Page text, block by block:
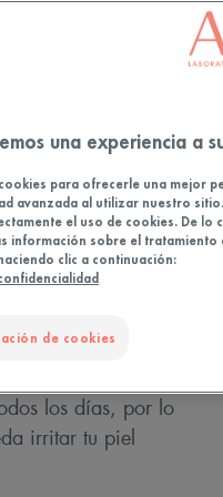
tienes una piel
adecuada. Este es
los días, por lo
irritar tu piel
una experiencia a
para ofrecerle una mejor
avanzada al utilizar nuestro
el uso de cookies. De
información sobre el
clic a continuación:
de cookies